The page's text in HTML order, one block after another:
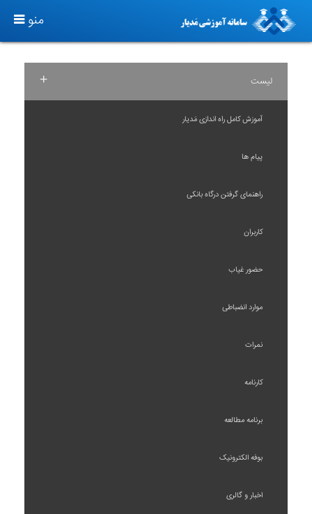
T
O
G
منو
لیست +
آموزش کامل راه اندازی مَدیار
پیام ها
راهنمای گرفتن درگاه بانکی
کاربران
حضور غیاب
موارد انضباطی
نمرات
کارنامه
برنامه مطالعه
بوفه الکترونیک
اخبار و گالری